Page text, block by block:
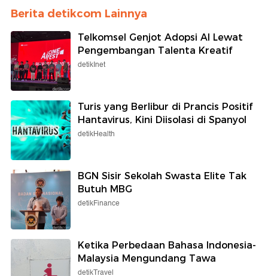
Berita detikcom Lainnya
Telkomsel Genjot Adopsi AI Lewat
Pengembangan Talenta Kreatif
detikInet
Turis yang Berlibur di Prancis Positif
Hantavirus, Kini Diisolasi di Spanyol
detikHealth
BGN Sisir Sekolah Swasta Elite Tak
Butuh MBG
detikFinance
Ketika Perbedaan Bahasa Indonesia-
Malaysia Mengundang Tawa
detikTravel